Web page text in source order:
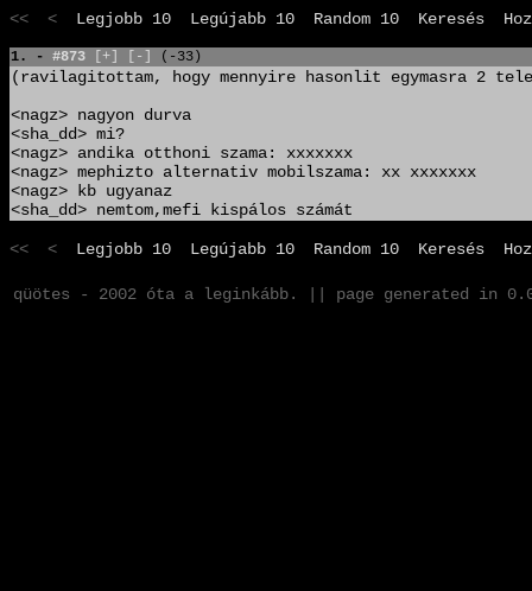
<< < Legjobb 10 Legújabb 10 Random 10 Keresés
1. - #873 [+] [-] (-33)
(ravilagitottam, hogy mennyire hasonlit egymasra 2
<nagz> nagyon durva
<sha_dd> mi?
<nagz> andika otthoni szama: xxxxxxx
<nagz> mephizto alternativ mobilszama: xx xxxxxxx
<nagz> kb ugyanaz
<sha_dd> nemtom,mefi kispálos számát
<< < Legjobb 10 Legújabb 10 Random 10 Keresés
qüötes - 2002 óta a leginkább. || page generated in